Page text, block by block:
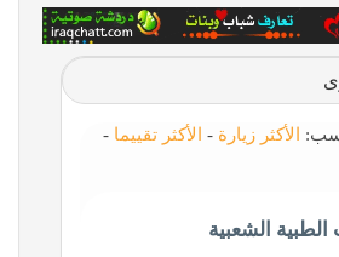
الأكثر زيارة - الأكثر تقييما -
الطبية الشعبية